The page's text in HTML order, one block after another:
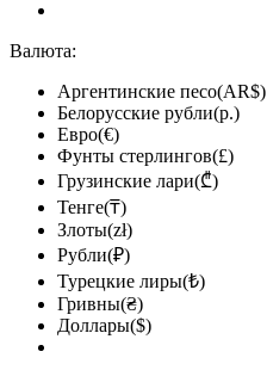
Валюта:
Аргентинские песо(AR$)
Белорусские рубли(р.)
Евро(€)
Фунты стерлингов(£)
Грузинские лари(₾)
Тенге(₸)
Злоты(zł)
Рубли(₽)
Турецкие лиры(₺)
Гривны(₴)
Доллары($)